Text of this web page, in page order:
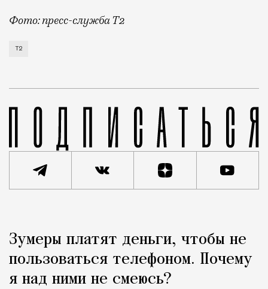
Фото: пресс-служба Т2
Т2 развивает решения для автомобильной
Т2
Город
Зумеры платят деньги, чтобы не
пользоваться телефоном. Почему
я над ними не смеюсь?